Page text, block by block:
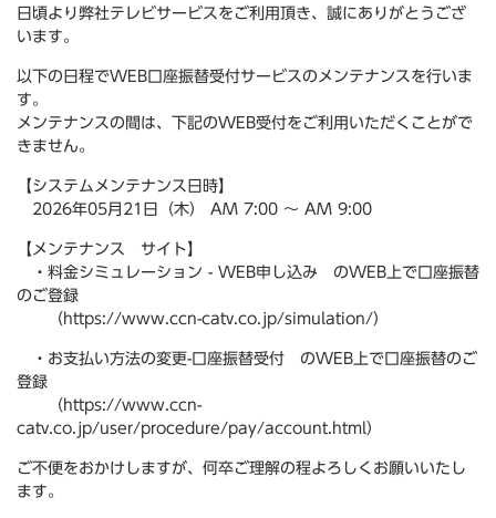
日頃より弊社テレビサービスをご利用頂き、誠にありがとうござ
います。
以下の日程でWEB口座振替受付サービスのメンテナンスを行いま
す。
メンテナンスの間は、下記のWEB受付をご利用いただくことがで
きません。
【システムメンテナンス日時】
2026年05月21日（木） AM 7:00 ～ AM 9:00
【メンテナンス サイト】
・料金シミュレーション - WEB申し込み のWEB上で口座振替
のご登録
（https://www.ccn-catv.co.jp/simulation/）
・お支払い方法の変更-口座振替受付 のWEB上で口座振替のご
登録
（https://www.ccn-
catv.co.jp/user/procedure/pay/account.html）
ご不便をおかけしますが、何卒ご理解の程よろしくお願いいたし
ます。